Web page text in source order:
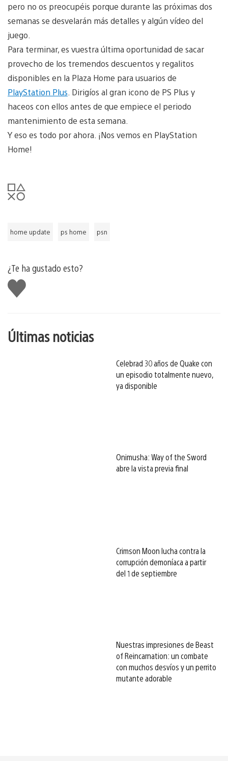
pero no os preocupéis porque durante las próximas dos
semanas se desvelarán más detalles y algún vídeo del
juego.
Para terminar, es vuestra última oportunidad de sacar
provecho de los tremendos descuentos y regalitos
disponibles en la Plaza Home para usuarios de
PlayStation Plus . Dirigíos al gran icono de PS Plus y
haceos con ellos antes de que empiece el periodo
mantenimiento de esta semana.
Y eso es todo por ahora. ¡Nos vemos en PlayStation
Home!
home update ps home psn
¿Te ha gustado esto?
Me
gusta
Últimas noticias
Celebrad 30 años de Quake con
un episodio totalmente nuevo,
ya disponible
Onimusha: Way of the Sword
abre la vista previa final
Crimson Moon lucha contra la
corrupción demoníaca a partir
del 1 de septiembre
Nuestras impresiones de Beast
of Reincarnation: un combate
con muchos desvíos y un perrito
mutante adorable